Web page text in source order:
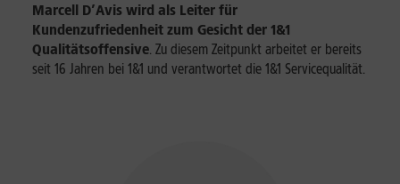
Marcell D’Avis wird als Leiter für
Kundenzufriedenheit zum Gesicht der 1&1
Qualitätsoffensive. Zu diesem Zeitpunkt arbeitet er bereits
seit 16 Jahren bei 1&1 und verantwortet die 1&1 Servicequalität.